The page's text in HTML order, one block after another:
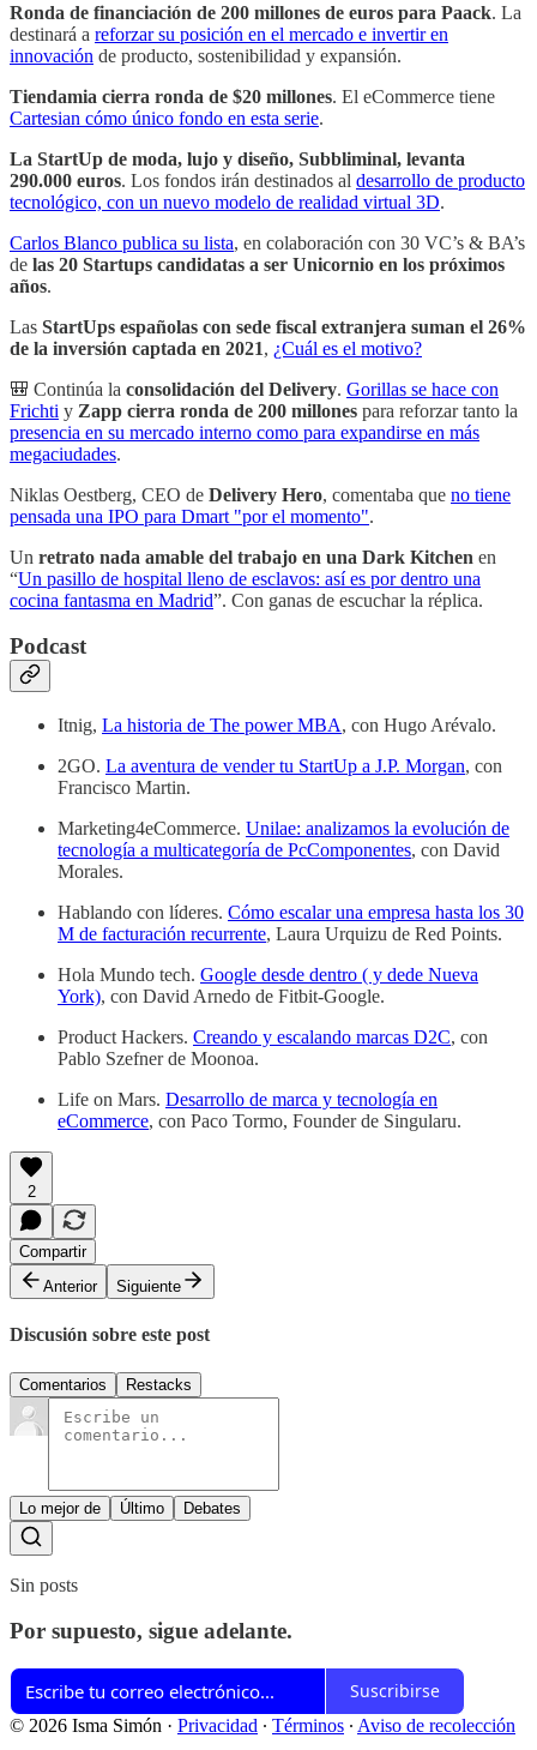
Ronda de financiación de 200 millones de euros para Paack. La
destinará a reforzar su posición en el mercado e invertir en
innovación de producto, sostenibilidad y expansión.
Tiendamia cierra ronda de $20 millones. El eCommerce tiene
Cartesian cómo único fondo en esta serie.
La StartUp de moda, lujo y diseño, Subbliminal, levanta
290.000 euros. Los fondos irán destinados al desarrollo de producto
tecnológico, con un nuevo modelo de realidad virtual 3D.
Carlos Blanco publica su lista, en colaboración con 30 VC’s & BA’s
de las 20 Startups candidatas a ser Unicornio en los próximos
años.
Las StartUps españolas con sede fiscal extranjera suman el 26%
de la inversión captada en 2021, ¿Cuál es el motivo?
🎒 Continúa la consolidación del Delivery. Gorillas se hace con
Frichti y Zapp cierra ronda de 200 millones para reforzar tanto la
presencia en su mercado interno como para expandirse en más
megaciudades.
Niklas Oestberg, CEO de Delivery Hero, comentaba que no tiene
pensada una IPO para Dmart "por el momento".
Un retrato nada amable del trabajo en una Dark Kitchen en
“Un pasillo de hospital lleno de esclavos: así es por dentro una
cocina fantasma en Madrid”. Con ganas de escuchar la réplica.
Podcast
Itnig, La historia de The power MBA, con Hugo Arévalo.
2GO. La aventura de vender tu StartUp a J.P. Morgan, con
Francisco Martin.
Marketing4eCommerce. Unilae: analizamos la evolución de
tecnología a multicategoría de PcComponentes, con David
Morales.
Hablando con líderes. Cómo escalar una empresa hasta los 30
M de facturación recurrente, Laura Urquizu de Red Points.
Hola Mundo tech. Google desde dentro ( y dede Nueva
York), con David Arnedo de Fitbit-Google.
Product Hackers. Creando y escalando marcas D2C, con
Pablo Szefner de Moonoa.
Life on Mars. Desarrollo de marca y tecnología en
eCommerce, con Paco Tormo, Founder de Singularu.
2
Compartir
Anterior
Siguiente
Discusión sobre este post
Comentarios Restacks
Lo mejor de Último Debates
Sin posts
Por supuesto, sigue adelante.
Suscribirse
© 2026 Isma Simón · Privacidad ∙ Términos ∙ Aviso de recolección